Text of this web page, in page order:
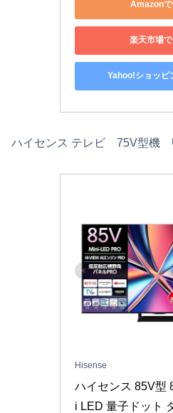
Amazonで
楽天市場
Yahoo!ショッピ
ハイセンス テレビ 75V型機
Hisense
ハイセンス 85V型
i LED 量子ドット